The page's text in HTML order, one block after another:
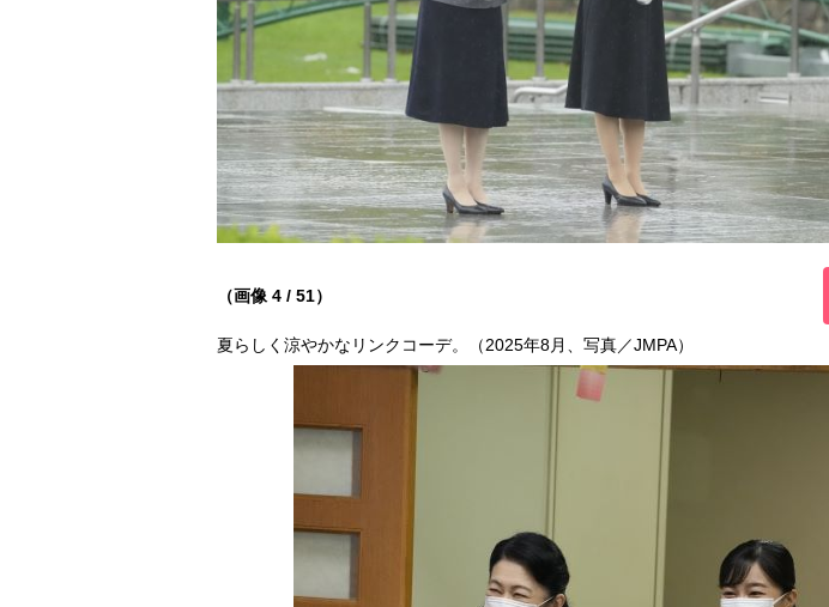
（画像 4 / 51）
夏らしく涼やかなリンクコーデ。（2025年8月、写真／JMPA）